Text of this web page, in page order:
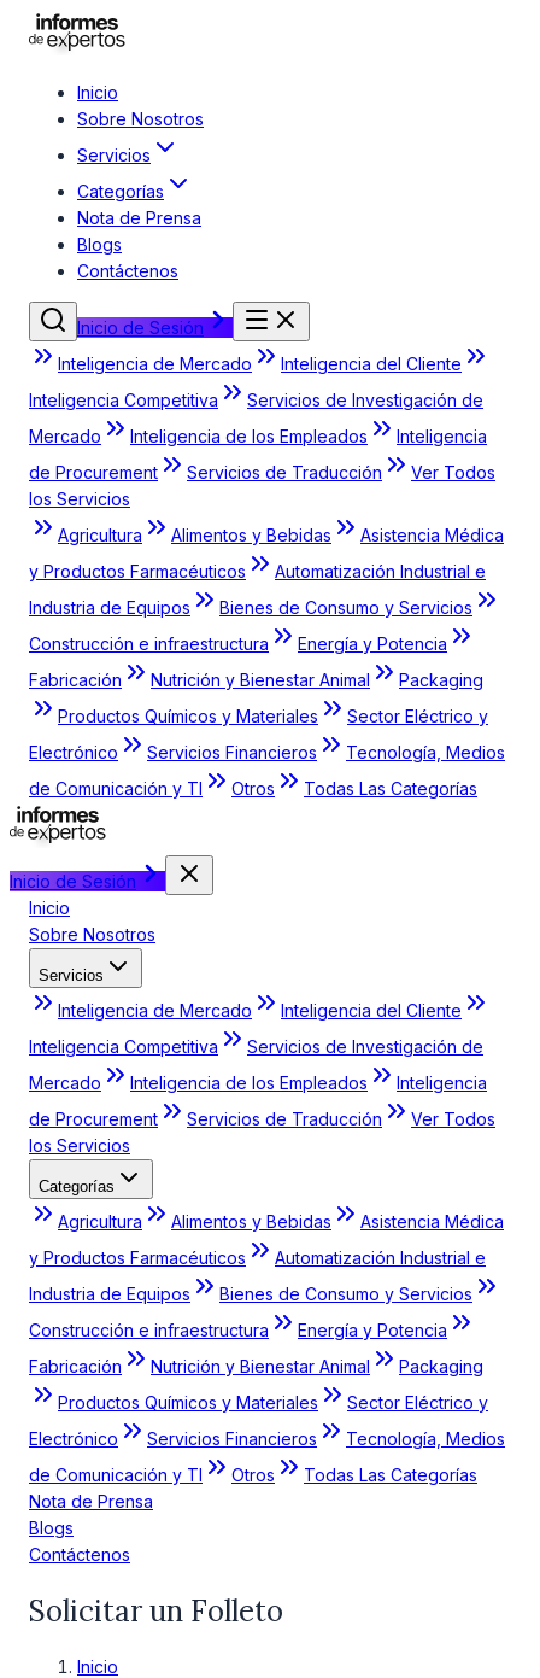
Inicio
Sobre Nosotros
Servicios
Categorías
Nota de Prensa
Blogs
Contáctenos
Inicio de Sesión
Inteligencia de Mercado
Inteligencia del Cliente
Inteligencia Competitiva
Servicios de Investigación de
Mercado
Inteligencia de los Empleados
Inteligencia
de Procurement
Servicios de Traducción
Ver Todos
los Servicios
Agricultura
Alimentos y Bebidas
Asistencia Médica
y Productos Farmacéuticos
Automatización Industrial e
Industria de Equipos
Bienes de Consumo y Servicios
Construcción e infraestructura
Energía y Potencia
Fabricación
Nutrición y Bienestar Animal
Packaging
Productos Químicos y Materiales
Sector Eléctrico y
Electrónico
Servicios Financieros
Tecnología, Medios
de Comunicación y TI
Otros Todas Las Categorías
Inicio de Sesión
Inicio
Sobre Nosotros
Servicios
Inteligencia de Mercado
Inteligencia del Cliente
Inteligencia Competitiva
Servicios de Investigación de
Mercado
Inteligencia de los Empleados
Inteligencia
de Procurement
Servicios de Traducción
Ver Todos
los Servicios
Categorías
Agricultura Alimentos y Bebidas
Asistencia Médica
y Productos Farmacéuticos
Automatización Industrial e
Industria de Equipos
Bienes de Consumo y Servicios
Construcción e infraestructura
Energía y Potencia
Fabricación
Nutrición y Bienestar Animal
Packaging
Productos Químicos y Materiales
Sector Eléctrico y
Electrónico
Servicios Financieros
Tecnología, Medios
de Comunicación y TI
Otros
Todas Las Categorías
Nota de Prensa
Blogs
Contáctenos
Solicitar un Folleto
Inicio